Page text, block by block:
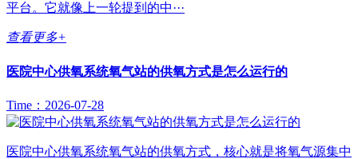
平台。它就像上一轮提到的中···
查看更多+
医院中心供氧系统氧气站的供氧方式是怎么运行的
Time：2026-07-28
医院中心供氧系统氧气站的供氧方式，核心就是将氧气源集中